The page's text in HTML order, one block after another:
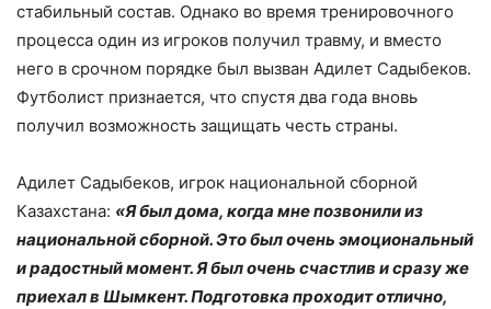
стабильный состав. Однако во время тренировочного
процесса один из игроков получил травму, и вместо
него в срочном порядке был вызван Адилет Садыбеков.
Футболист признается, что спустя два года вновь
получил возможность защищать честь страны.
Адилет Садыбеков, игрок национальной сборной
Казахстана: «Я был дома, когда мне позвонили из
национальной сборной. Это был очень эмоциональный
и радостный момент. Я был очень счастлив и сразу же
приехал в Шымкент. Подготовка проходит отлично,